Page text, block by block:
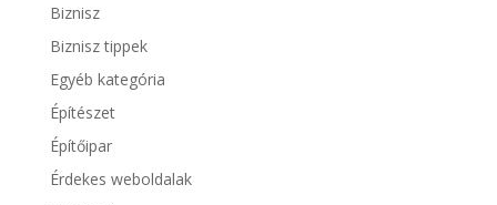
Biznisz
Biznisz tippek
Egyéb kategória
Építészet
Építőipar
Érdekes weboldalak